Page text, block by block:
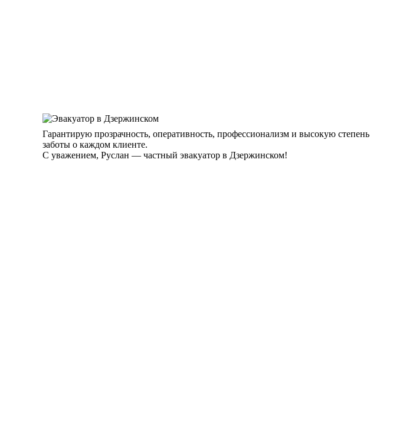
Гарантирую прозрачность, оперативность, профессионализм и высокую степень
заботы о каждом клиенте.
С уважением, Руслан — частный эвакуатор в Дзержинском!